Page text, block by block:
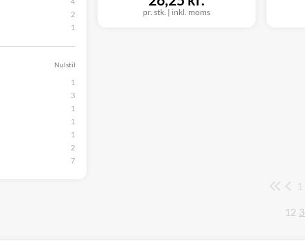
Nulstil
pr. stk. | inkl. moms
1
12